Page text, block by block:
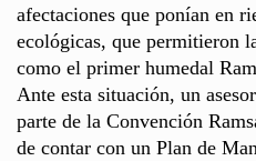
afectaciones que ponían en
ecológicas, que permitieron
como el primer humedal
Ante esta situación, un
parte de la Convención
de contar con un Plan de